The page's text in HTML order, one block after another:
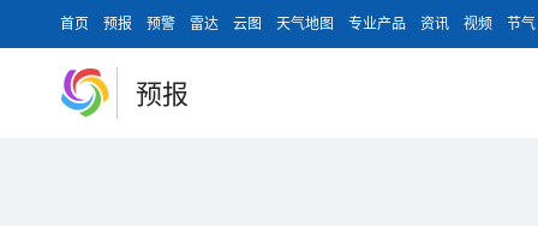
首页 预报 预警 雷达 云图 天气地图 专业产品 资讯 视频 节气
预报